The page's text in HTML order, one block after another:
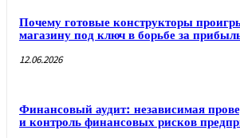
Почему готовые конструкторы
магазину под ключ в борьбе за
12.06.2026
Финансовый аудит: независимая
и контроль финансовых рисков